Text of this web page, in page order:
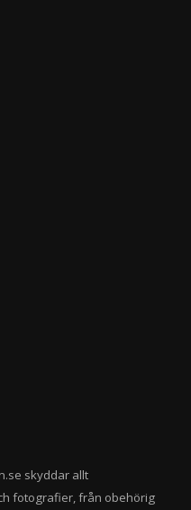
skyddar allt
fotografier, från obehörig